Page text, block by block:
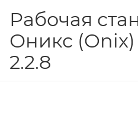
Рабочая
Оникс (Onix)
2.2.8